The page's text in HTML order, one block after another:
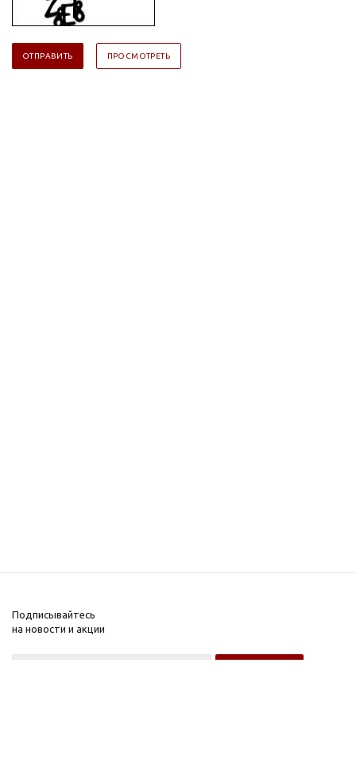
Подписывайтесь
на новости и акции